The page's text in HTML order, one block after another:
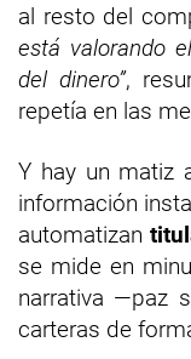
al resto del
está valorando
del dinero”,
repetía en las
Y hay un matiz
información
automatizan
se mide en
narrativa —paz
carteras de